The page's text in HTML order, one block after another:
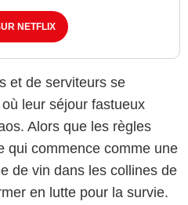
NETFLIX
et de serviteurs se
leur séjour fastueux
Alors que les règles
qui commence comme une
de vin dans les collines de
en lutte pour la survie.